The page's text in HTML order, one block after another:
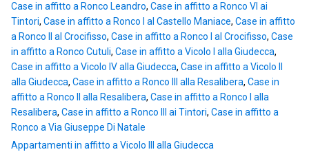
Case in affitto a Ronco Leandro, Case in affitto a Ronco VI ai
Tintori, Case in affitto a Ronco I al Castello Maniace, Case in affitto
a Ronco II al Crocifisso, Case in affitto a Ronco I al Crocifisso, Case
in affitto a Ronco Cutuli, Case in affitto a Vicolo I alla Giudecca,
Case in affitto a Vicolo IV alla Giudecca, Case in affitto a Vicolo II
alla Giudecca, Case in affitto a Ronco III alla Resalibera, Case in
affitto a Ronco II alla Resalibera, Case in affitto a Ronco I alla
Resalibera, Case in affitto a Ronco III ai Tintori, Case in affitto a
Ronco a Via Giuseppe Di Natale
Appartamenti in affitto a Vicolo III alla Giudecca